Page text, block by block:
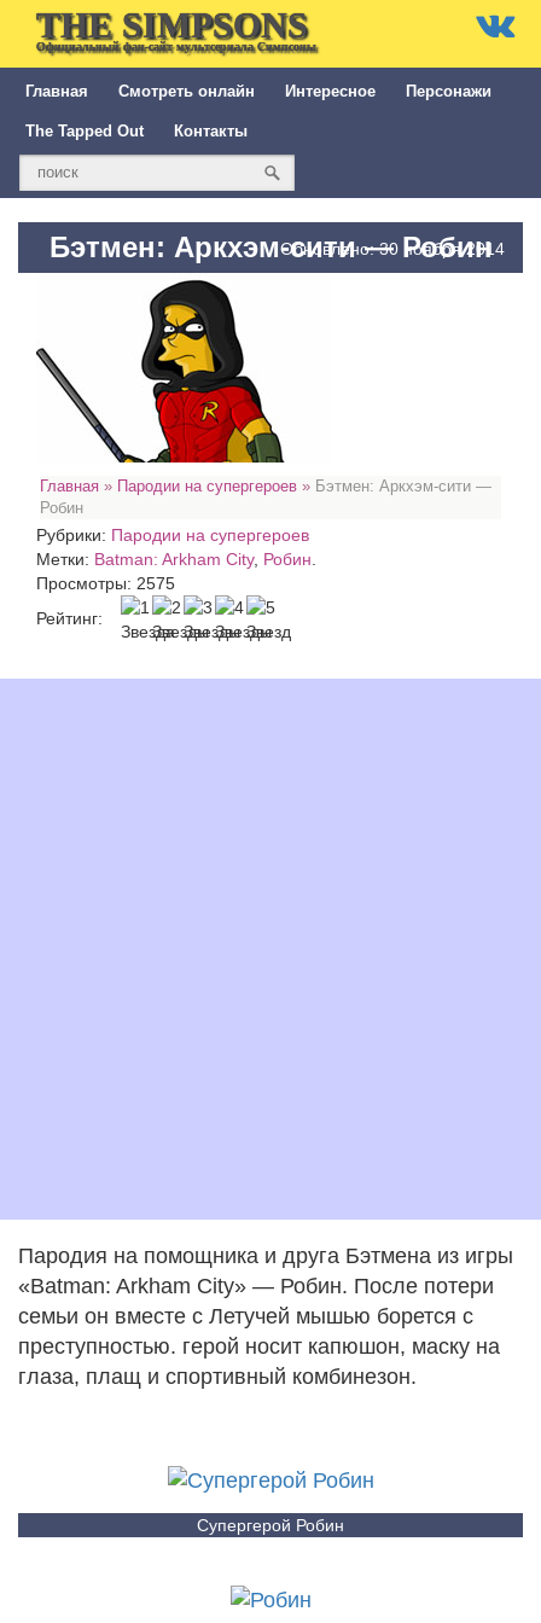
THE SIMPSONS
Официальный фан-сайт мультсериала Симпсоны
Главная Смотреть онлайн Интересное Персонажи
The Tapped Out Контакты
Бэтмен: Аркхэм-сити — Робин
Обновлено: 30 ноября 2014
Главная » Пародии на супергероев » Бэтмен: Аркхэм-сити —
Робин
Рубрики: Пародии на супергероев
Метки: Batman: Arkham City, Робин
Просмотры: 2575
Рейтинг:
Пародия на помощника и друга Бэтмена из игры
«Batman: Arkham City» — Робин. После потери
семьи он вместе с Летучей мышью борется с
преступностью. герой носит капюшон, маску на
глаза, плащ и спортивный комбинезон.
Супергерой Робин